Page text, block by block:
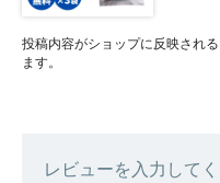
投稿内容がショップに反映され
ます。
レビューを入力してく